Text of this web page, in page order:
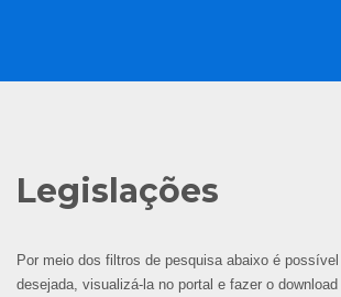
Legislações
Por meio dos filtros de pesquisa abaixo é
desejada, visualizá-la no portal e fazer o